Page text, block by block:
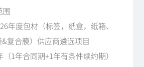
围
年度包材（标签，纸盒，纸箱、
复合膜）供应商遴选项目
（1年合同期+1年有条件续约期）